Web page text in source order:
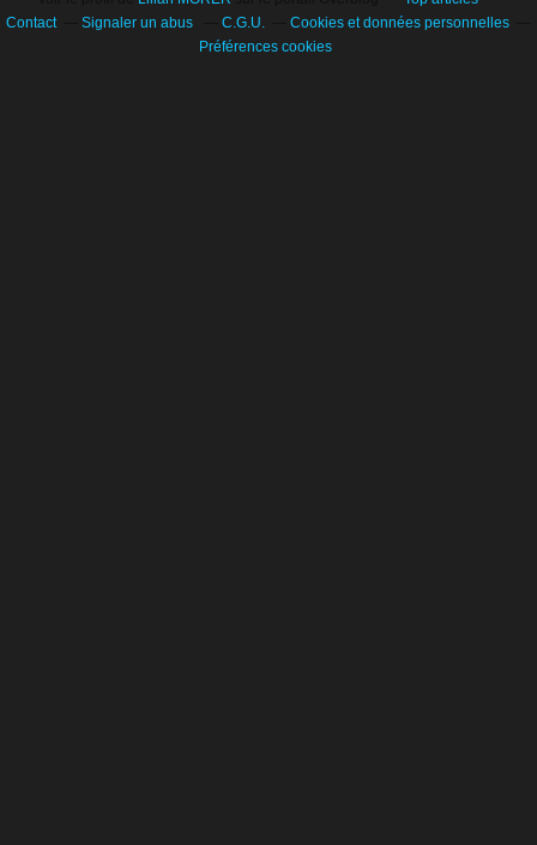
Contact
Signaler un abus C.G.U.
Cookies et données personnelles
Préférences cookies